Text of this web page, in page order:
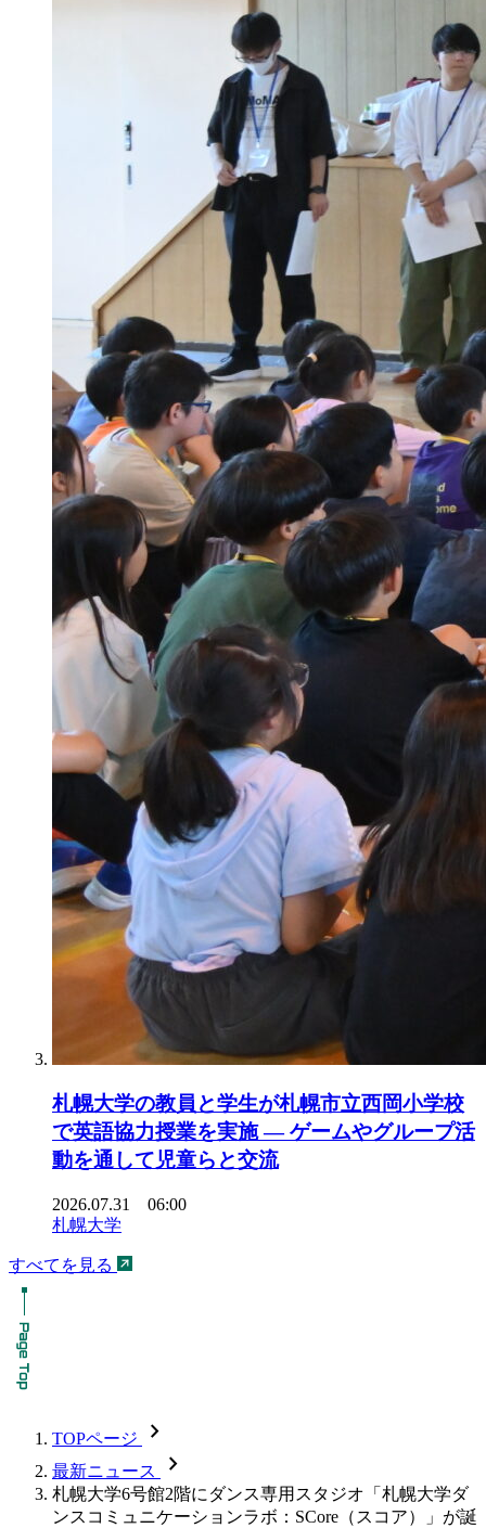
札幌大学の教員と学生が札幌市立西岡小学校
で英語協力授業を実施 ― ゲームやグループ活
動を通して児童らと交流
2026.07.31 06:00
札幌大学
すべてを見る
TOPページ chevron_forward
最新ニュース chevron_forward
札幌大学6号館2階にダンス専用スタジオ「札幌大学ダ
ンスコミュニケーションラボ：SCore（スコア）」が誕